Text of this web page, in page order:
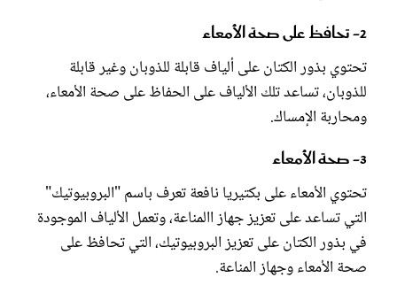
2- تحافظ على صحة الأمعاء
تحتوي بذور الكتان على ألياف قابلة للذوبان وغير قابلة
للذوبان، تساعد تلك الألياف على الحفاظ على صحة الأمعاء،
ومحاربة الإمساك.
3- صحة الأمعاء
تحتوي الأمعاء على بكتيريا نافعة تعرف باسم "البروبيوتيك"
التي تساعد على تعزيز جهاز االمناعة، وتعمل الألياف الموجودة
في بذور الكتان على تعزيز البروبيوتيك، التي تحافظ على
صحة الأمعاء وجهاز المناعة.